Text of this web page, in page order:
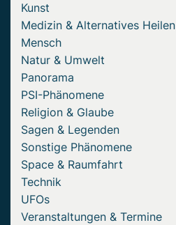
Kunst
Medizin & Alternatives Heilen
Mensch
Natur & Umwelt
Panorama
PSI-Phänomene
Religion & Glaube
Sagen & Legenden
Sonstige Phänomene
Space & Raumfahrt
Technik
UFOs
Veranstaltungen & Termine